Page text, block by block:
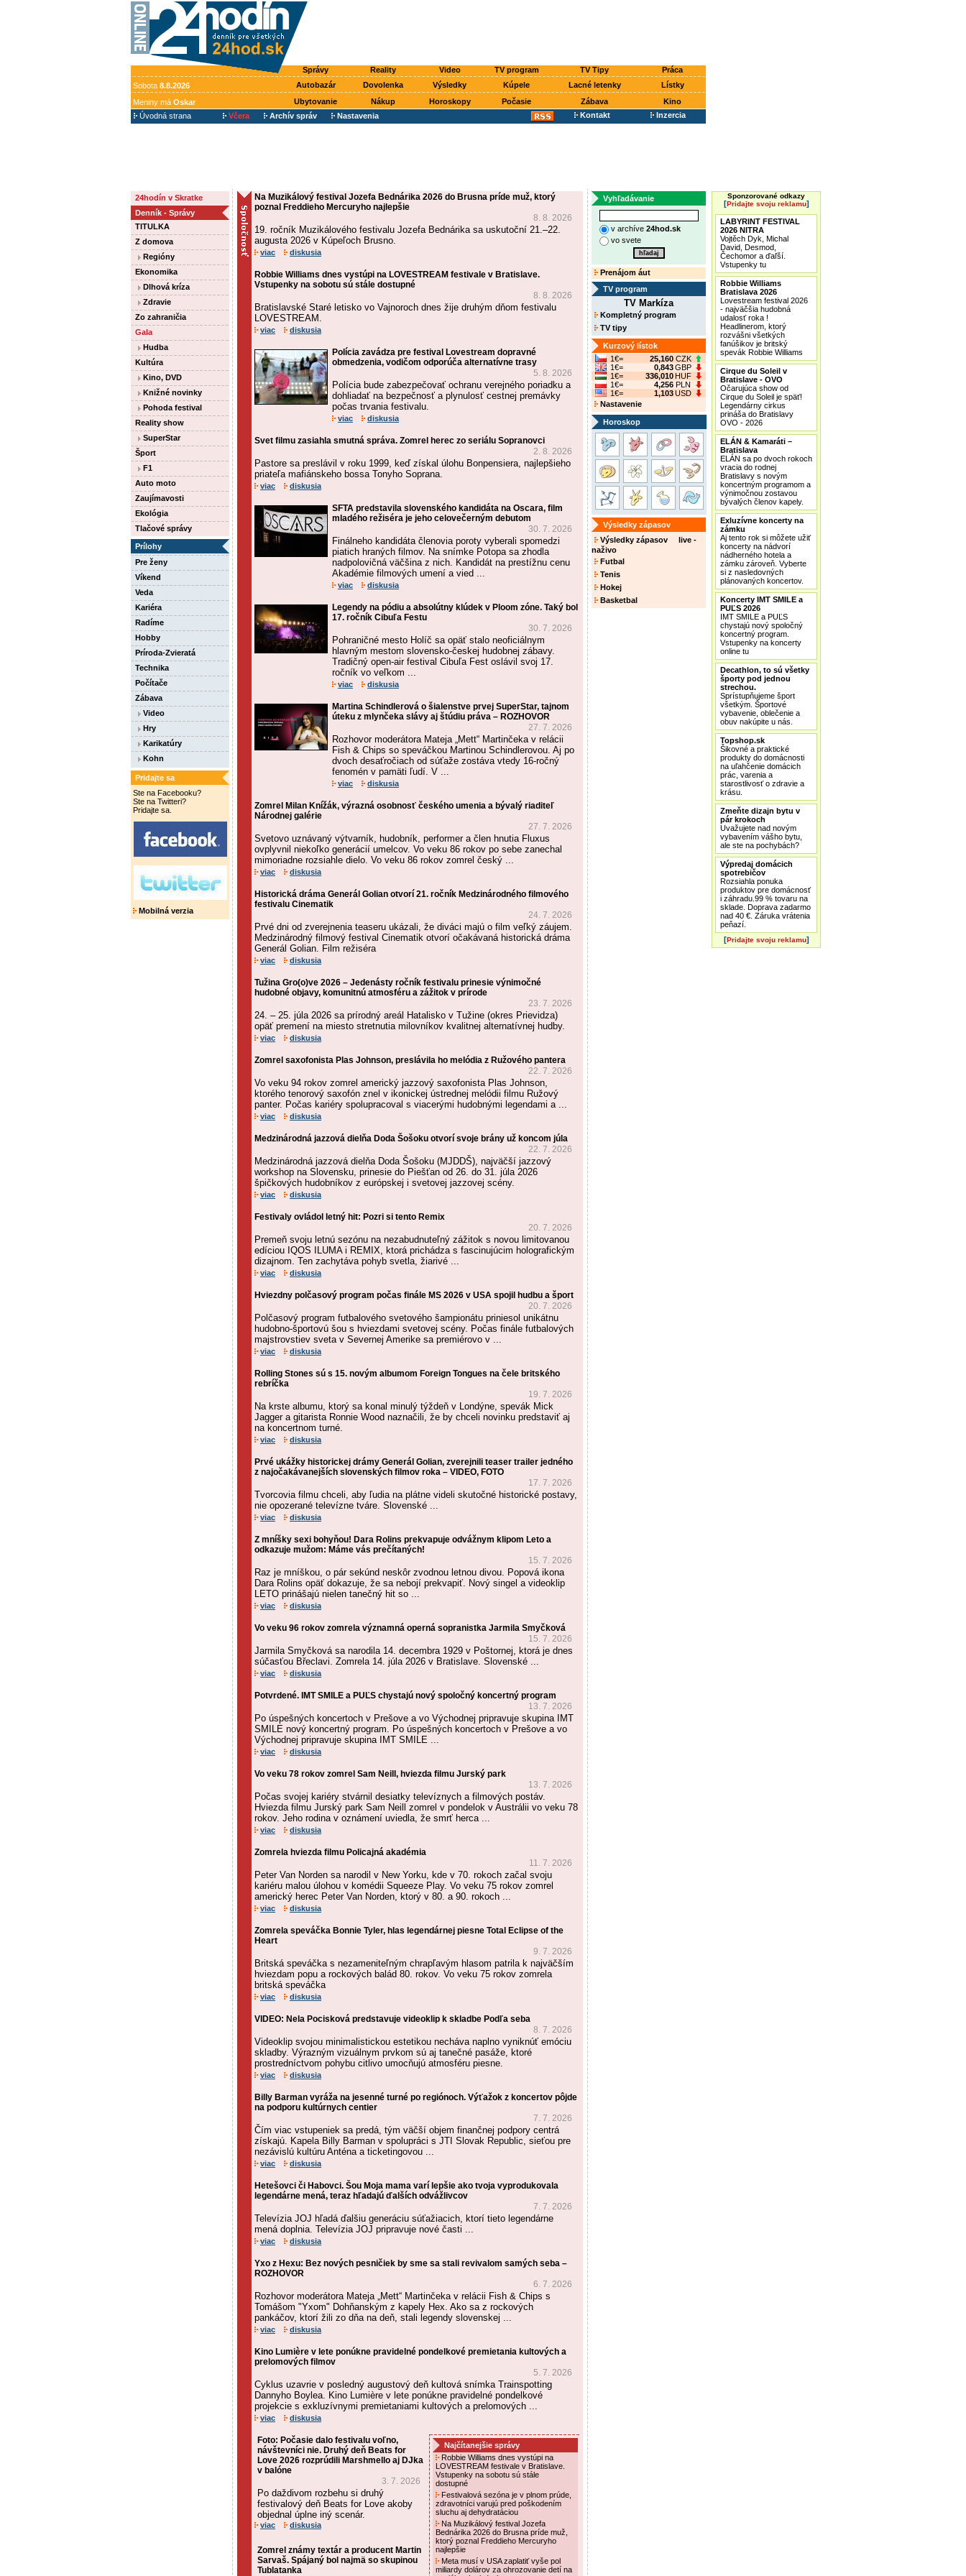
Správy Reality Video TV program TV Tipy
Práca
Sobota 8.8.2026 Autobazár Dovolenka Výsledky Kúpele Lacné letenky
Lístky
Meniny má Oskar Ubytovanie Nákup Horoskopy Počasie Zábava
Kino
Úvodná strana
Včera Archív správ Nastavenia Kontakt Inzercia
24hodín v Skratke
Denník - Správy
TITULKA
Z domova
Regióny
Ekonomika
Dlhová kríza
Zdravie
Zo zahraničia
Gala
Hudba
Kultúra
Kino, DVD
Knižné novinky
Pohoda festival
Reality show
SuperStar
Šport
F1
Auto moto
Zaujímavosti
Ekológia
Tlačové správy
Prílohy
Pre ženy
Víkend
Veda
Kariéra
Radíme
Hobby
Príroda-Zvieratá
Technika
Počítače
Zábava
Video
Hry
Karikatúry
Kohn
Pridajte sa
Ste na Facebooku?
Ste na Twitteri?
Pridajte sa.
Mobilná verzia
Na Muzikálový festival Jozefa Bednárika 2026 do Brusna príde muž, ktorý
poznal Freddieho Mercuryho najlepšie
8. 8. 2026
19. ročník Muzikálového festivalu Jozefa Bednárika sa uskutoční 21.–22.
augusta 2026 v Kúpeľoch Brusno.
viac diskusia
Robbie Williams dnes vystúpi na LOVESTREAM festivale v Bratislave.
Vstupenky na sobotu sú stále dostupné
8. 8. 2026
Bratislavské Staré letisko vo Vajnoroch dnes žije druhým dňom festivalu
LOVESTREAM.
viac diskusia
Polícia zavádza pre festival Lovestream dopravné
obmedzenia, vodičom odporúča alternatívne trasy
5. 8. 2026
Polícia bude zabezpečovať ochranu verejného poriadku a
dohliadať na bezpečnosť a plynulosť cestnej premávky
počas trvania festivalu.
viac diskusia
Svet filmu zasiahla smutná správa. Zomrel herec zo seriálu Sopranovci
2. 8. 2026
Pastore sa preslávil v roku 1999, keď získal úlohu Bonpensiera, najlepšieho
priateľa mafiánskeho bossa Tonyho Soprana.
viac diskusia
SFTA predstavila slovenského kandidáta na Oscara, film
mladého režiséra je jeho celovečerným debutom
30. 7. 2026
Finálneho kandidáta členovia poroty vyberali spomedzi
piatich hraných filmov. Na snímke Potopa sa zhodla
nadpolovičná väčšina z nich. Kandidát na prestížnu cenu
Akadémie filmových umení a vied ...
viac diskusia
Legendy na pódiu a absolútny klúdek v Ploom zóne. Taký bol
17. ročník Cibuľa Festu
30. 7. 2026
Pohraničné mesto Holíč sa opäť stalo neoficiálnym
hlavným mestom slovensko-českej hudobnej zábavy.
Tradičný open-air festival Cibuľa Fest oslávil svoj 17.
ročník vo veľkom ...
viac diskusia
Martina Schindlerová o šialenstve prvej SuperStar, tajnom
úteku z mlynčeka slávy aj štúdiu práva – ROZHOVOR
27. 7. 2026
Rozhovor moderátora Mateja „Mett“ Martinčeka v relácii
Fish & Chips so speváčkou Martinou Schindlerovou. Aj po
dvoch desaťročiach od súťaže zostáva vtedy 16-ročný
fenomén v pamäti ľudí. V ...
viac diskusia
Zomrel Milan Knížák, výrazná osobnosť českého umenia a bývalý riaditeľ
Národnej galérie
27. 7. 2026
Svetovo uznávaný výtvarník, hudobník, performer a člen hnutia Fluxus
ovplyvnil niekoľko generácií umelcov. Vo veku 86 rokov po sebe zanechal
mimoriadne rozsiahle dielo. Vo veku 86 rokov zomrel český ...
viac diskusia
Historická dráma Generál Golian otvorí 21. ročník Medzinárodného filmového
festivalu Cinematik
24. 7. 2026
Prvé dni od zverejnenia teaseru ukázali, že diváci majú o film veľký záujem.
Medzinárodný filmový festival Cinematik otvorí očakávaná historická dráma
Generál Golian. Film režiséra
viac diskusia
Tužina Gro(o)ve 2026 – Jedenásty ročník festivalu prinesie výnimočné
hudobné objavy, komunitnú atmosféru a zážitok v prírode
23. 7. 2026
24. – 25. júla 2026 sa prírodný areál Hatalisko v Tužine (okres Prievidza)
opäť premení na miesto stretnutia milovníkov kvalitnej alternatívnej hudby.
viac diskusia
Zomrel saxofonista Plas Johnson, preslávila ho melódia z Ružového pantera
22. 7. 2026
Vo veku 94 rokov zomrel americký jazzový saxofonista Plas Johnson,
ktorého tenorový saxofón znel v ikonickej ústrednej melódii filmu Ružový
panter. Počas kariéry spolupracoval s viacerými hudobnými legendami a ...
viac diskusia
Medzinárodná jazzová dielňa Doda Šošoku otvorí svoje brány už koncom júla
22. 7. 2026
Medzinárodná jazzová dielňa Doda Šošoku (MJDDŠ), najväčší jazzový
workshop na Slovensku, prinesie do Piešťan od 26. do 31. júla 2026
špičkových hudobníkov z európskej i svetovej jazzovej scény.
viac diskusia
Festivaly ovládol letný hit: Pozri si tento Remix
20. 7. 2026
Premeň svoju letnú sezónu na nezabudnuteľný zážitok s novou limitovanou
edíciou IQOS ILUMA i REMIX, ktorá prichádza s fascinujúcim holografickým
dizajnom. Ten zachytáva pohyb svetla, žiarivé ...
viac diskusia
Hviezdny polčasový program počas finále MS 2026 v USA spojil hudbu a šport
20. 7. 2026
Polčasový program futbalového svetového šampionátu priniesol unikátnu
hudobno-športovú šou s hviezdami svetovej scény. Počas finále futbalových
majstrovstiev sveta v Severnej Amerike sa premiérovo v ...
viac diskusia
Rolling Stones sú s 15. novým albumom Foreign Tongues na čele britského
rebríčka
19. 7. 2026
Na krste albumu, ktorý sa konal minulý týždeň v Londýne, spevák Mick
Jagger a gitarista Ronnie Wood naznačili, že by chceli novinku predstaviť aj
na koncertnom turné.
viac diskusia
Prvé ukážky historickej drámy Generál Golian, zverejnili teaser trailer jedného
z najočakávanejších slovenských filmov roka – VIDEO, FOTO
17. 7. 2026
Tvorcovia filmu chceli, aby ľudia na plátne videli skutočné historické postavy,
nie opozerané televízne tváre. Slovenské ...
viac diskusia
Z mníšky sexi bohyňou! Dara Rolins prekvapuje odvážnym klipom Leto a
odkazuje mužom: Máme vás prečítaných!
15. 7. 2026
Raz je mníškou, o pár sekúnd neskôr zvodnou letnou divou. Popová ikona
Dara Rolins opäť dokazuje, že sa nebojí prekvapiť. Nový singel a videoklip
LETO prinášajú nielen tanečný hit so ...
viac diskusia
Vo veku 96 rokov zomrela významná operná sopranistka Jarmila Smyčková
15. 7. 2026
Jarmila Smyčková sa narodila 14. decembra 1929 v Poštornej, ktorá je dnes
súčasťou Břeclavi. Zomrela 14. júla 2026 v Bratislave. Slovenské ...
viac diskusia
Potvrdené. IMT SMILE a PUĽS chystajú nový spoločný koncertný program
13. 7. 2026
Po úspešných koncertoch v Prešove a vo Východnej pripravuje skupina IMT
SMILE nový koncertný program. Po úspešných koncertoch v Prešove a vo
Východnej pripravuje skupina IMT SMILE ...
viac diskusia
Vo veku 78 rokov zomrel Sam Neill, hviezda filmu Jurský park
13. 7. 2026
Počas svojej kariéry stvárnil desiatky televíznych a filmových postáv.
Hviezda filmu Jurský park Sam Neill zomrel v pondelok v Austrálii vo veku 78
rokov. Jeho rodina v oznámení uviedla, že smrť herca ...
viac diskusia
Zomrela hviezda filmu Policajná akadémia
11. 7. 2026
Peter Van Norden sa narodil v New Yorku, kde v 70. rokoch začal svoju
kariéru malou úlohou v komédii Squeeze Play. Vo veku 75 rokov zomrel
americký herec Peter Van Norden, ktorý v 80. a 90. rokoch ...
viac diskusia
Zomrela speváčka Bonnie Tyler, hlas legendárnej piesne Total Eclipse of the
Heart
9. 7. 2026
Britská speváčka s nezameniteľným chrapľavým hlasom patrila k najväčším
hviezdam popu a rockových balád 80. rokov. Vo veku 75 rokov zomrela
britská speváčka
viac diskusia
VIDEO: Nela Pocisková predstavuje videoklip k skladbe Podľa seba
8. 7. 2026
Videoklip svojou minimalistickou estetikou necháva naplno vyniknúť emóciu
skladby. Výrazným vizuálnym prvkom sú aj tanečné pasáže, ktoré
prostredníctvom pohybu citlivo umocňujú atmosféru piesne.
viac diskusia
Billy Barman vyráža na jesenné turné po regiónoch. Výťažok z koncertov pôjde
na podporu kultúrnych centier
7. 7. 2026
Čím viac vstupeniek sa predá, tým väčší objem finančnej podpory centrá
získajú. Kapela Billy Barman v spolupráci s JTI Slovak Republic, sieťou pre
nezávislú kultúru Anténa a ticketingovou ...
viac diskusia
Hetešovci či Habovci. Šou Moja mama varí lepšie ako tvoja vyprodukovala
legendárne mená, teraz hľadajú ďalších odvážlivcov
7. 7. 2026
Televízia JOJ hľadá ďalšiu generáciu súťažiacich, ktorí tieto legendárne
mená doplnia. Televízia JOJ pripravuje nové časti ...
viac diskusia
Yxo z Hexu: Bez nových pesničiek by sme sa stali revivalom samých seba –
ROZHOVOR
6. 7. 2026
Rozhovor moderátora Mateja „Mett“ Martinčeka v relácii Fish & Chips s
Tomášom "Yxom" Dohňanským z kapely Hex. Ako sa z rockových
pankáčov, ktorí žili zo dňa na deň, stali legendy slovenskej ...
viac diskusia
Kino Lumière v lete ponúkne pravidelné pondelkové premietania kultových a
prelomových filmov
5. 7. 2026
Cyklus uzavrie v posledný augustový deň kultová snímka Trainspotting
Dannyho Boylea. Kino Lumière v lete ponúkne pravidelné pondelkové
projekcie s exkluzívnymi premietaniami kultových a prelomových ...
viac diskusia
Foto: Počasie dalo festivalu voľno,
návštevníci nie. Druhý deň Beats for
Love 2026 rozprúdili Marshmello aj DJka
v balóne
3. 7. 2026
Po daždivom rozbehu si druhý
festivalový deň Beats for Love akoby
objednal úplne iný scenár.
viac diskusia
Zomrel známy textár a producent Martin
Sarvaš. Spájaný bol najmä so skupinou
Tublatanka
Najčítanejšie správy
Robbie Williams dnes vystúpi na
LOVESTREAM festivale v Bratislave.
Vstupenky na sobotu sú stále
dostupné
Festivalová sezóna je v plnom prúde,
zdravotníci varujú pred poškodením
sluchu aj dehydratáciou
Na Muzikálový festival Jozefa
Bednárika 2026 do Brusna príde muž,
ktorý poznal Freddieho Mercuryho
najlepšie
Meta musí v USA zaplatiť vyše pol
miliardy dolárov za ohrozovanie detí na
Vyhľadávanie
v archíve 24hod.sk
vo svete
Prenájom áut
TV program
TV Markíza
Kompletný program
TV tipy
Kurzový lístok
1€=
25,160 CZK
1€=
0,843GBP
1€=
336,010HUF
1€=
4,256 PLN
1€=
1,103USD
Nastavenie
Horoskop
Výsledky zápasov
Výsledky zápasov live -
naživo
Futbal
Tenis
Hokej
Basketbal
Sponzorované odkazy
[Pridajte svoju reklamu]
LABYRINT FESTIVAL
2026 NITRA
Vojtěch Dyk, Michal
David, Desmod,
Čechomor a ďaľší.
Vstupenky tu
Robbie Williams
Bratislava 2026
Lovestream festival 2026
- najväčšia hudobná
udalosť roka !
Headlinerom, ktorý
rozvášni všetkých
fanúšikov je britský
spevák Robbie Williams
Cirque du Soleil v
Bratislave - OVO
Očarujúca show od
Cirque du Soleil je späť!
Legendárny cirkus
prináša do Bratislavy
OVO - 2026
ELÁN & Kamaráti –
Bratislava
ELÁN sa po dvoch rokoch
vracia do rodnej
Bratislavy s novým
koncertným programom a
výnimočnou zostavou
bývalých členov kapely.
Exluzívne koncerty na
zámku
Aj tento rok si môžete užiť
koncerty na nádvorí
nádherného hotela a
zámku zároveň. Vyberte
si z nasledovných
plánovaných koncertov.
Koncerty IMT SMILE a
PUĽS 2026
IMT SMILE a PUĽS
chystajú nový spoločný
koncertný program.
Vstupenky na koncerty
online tu
Decathlon, to sú všetky
športy pod jednou
strechou.
Sprístupňujeme šport
všetkým. Športové
vybavenie, oblečenie a
obuv nakúpite u nás.
Topshop.sk
Šikovné a praktické
produkty do domácnosti
na uľahčenie domácich
prác, varenia a
starostlivosť o zdravie a
krásu.
Zmeňte dizajn bytu v
pár krokoch
Uvažujete nad novým
vybavením vášho bytu,
ale ste na pochybách?
Výpredaj domácich
spotrebičov
Rozsiahla ponuka
produktov pre domácnosť
i záhradu.99 % tovaru na
sklade. Doprava zadarmo
nad 40 €. Záruka vrátenia
peňazí.
[Pridajte svoju reklamu]